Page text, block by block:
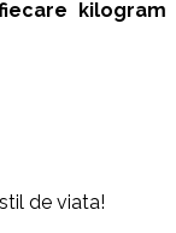
kilogram
de viata!